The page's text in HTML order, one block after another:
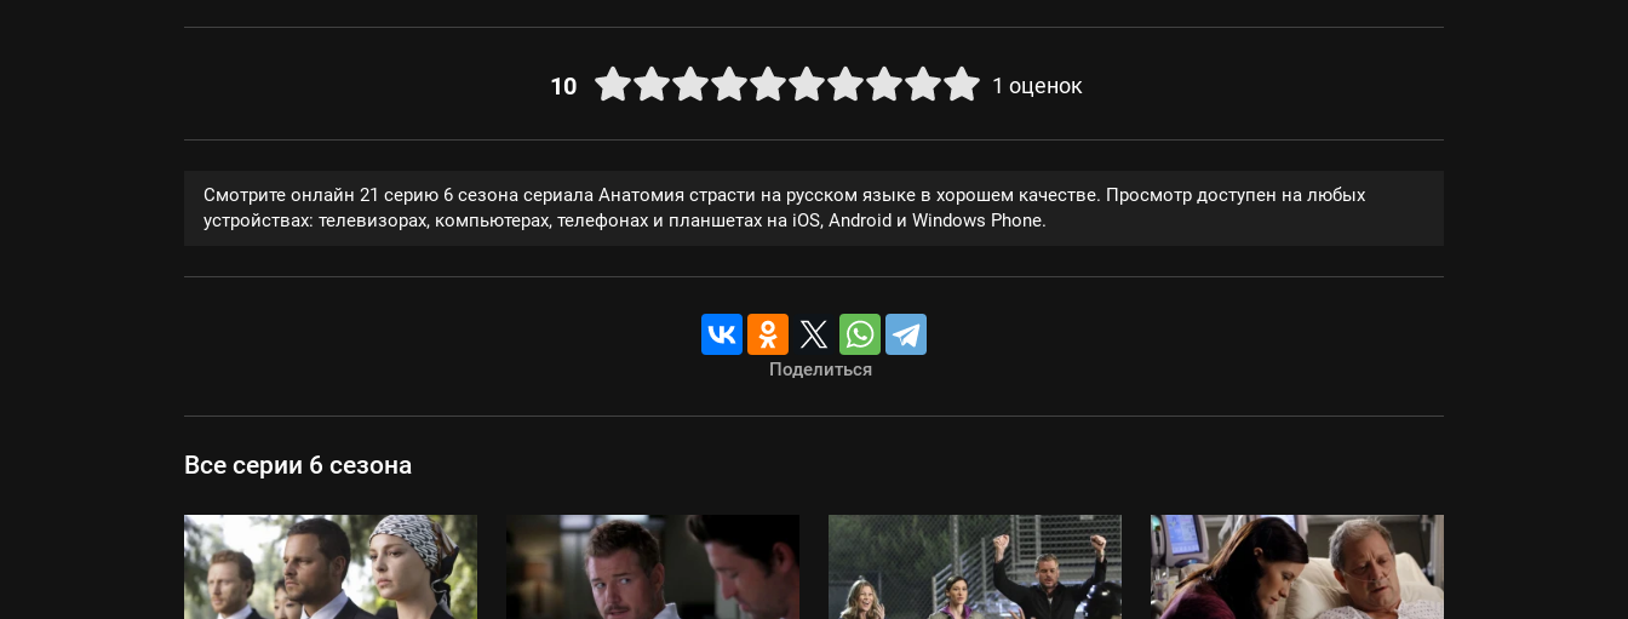
10 1 оценок
Смотрите онлайн 21 серию 6 сезона сериала Анатомия страсти на русском языке в хорошем качестве. Просмотр доступен на любых
устройствах: телевизорах, компьютерах, телефонах и планшетах на iOS, Android и Windows Phone.
Поделиться
Все серии 6 сезона